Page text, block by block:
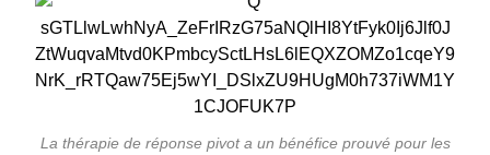
La thérapie de réponse pivot a un bénéfice prouvé pour les